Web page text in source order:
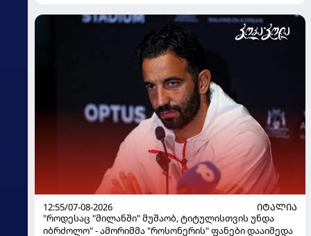
12:55/07-08-2026
ᲘᲢᲐᲚᲘᲐ
"როდესაც "მილანში" მუშაობ, ტიტულისთვის უნდა
იბრძოლო" - ამორიმმა "როსონერის" ფანები დააიმედა